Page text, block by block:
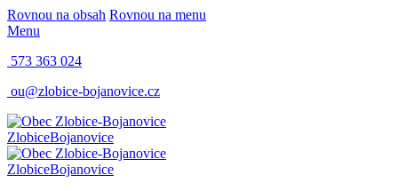
Rovnou na obsah Rovnou na menu
Menu
573 363 024
ou@zlobice-bojanovice.cz
ZlobiceBojanovice
ZlobiceBojanovice